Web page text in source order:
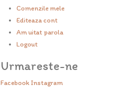
Comenzile mele
Editeaza cont
Am uitat parola
Logout
Urmareste-ne
FacebookInstagram